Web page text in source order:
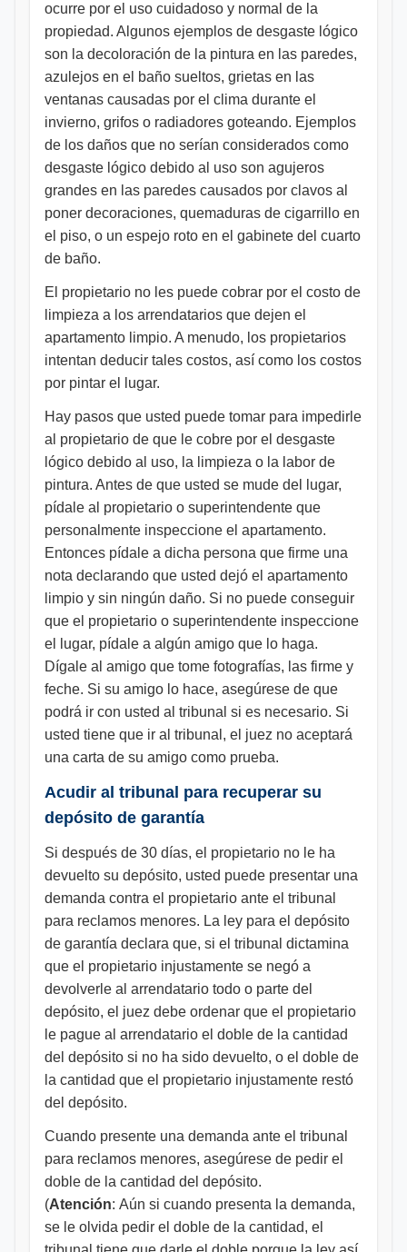
ocurre por el uso cuidadoso y normal de la
propiedad. Algunos ejemplos de desgaste lógico
son la decoloración de la pintura en las paredes,
azulejos en el baño sueltos, grietas en las
ventanas causadas por el clima durante el
invierno, grifos o radiadores goteando. Ejemplos
de los daños que no serían considerados como
desgaste lógico debido al uso son agujeros
grandes en las paredes causados por clavos al
poner decoraciones, quemaduras de cigarrillo en
el piso, o un espejo roto en el gabinete del cuarto
de baño.
El propietario no les puede cobrar por el costo de
limpieza a los arrendatarios que dejen el
apartamento limpio. A menudo, los propietarios
intentan deducir tales costos, así como los costos
por pintar el lugar.
Hay pasos que usted puede tomar para impedirle
al propietario de que le cobre por el desgaste
lógico debido al uso, la limpieza o la labor de
pintura. Antes de que usted se mude del lugar,
pídale al propietario o superintendente que
personalmente inspeccione el apartamento.
Entonces pídale a dicha persona que firme una
nota declarando que usted dejó el apartamento
limpio y sin ningún daño. Si no puede conseguir
que el propietario o superintendente inspeccione
el lugar, pídale a algún amigo que lo haga.
Dígale al amigo que tome fotografías, las firme y
feche. Si su amigo lo hace, asegúrese de que
podrá ir con usted al tribunal si es necesario. Si
usted tiene que ir al tribunal, el juez no aceptará
una carta de su amigo como prueba.
Acudir al tribunal para recuperar su
depósito de garantía
Si después de 30 días, el propietario no le ha
devuelto su depósito, usted puede presentar una
demanda contra el propietario ante el tribunal
para reclamos menores. La ley para el depósito
de garantía declara que, si el tribunal dictamina
que el propietario injustamente se negó a
devolverle al arrendatario todo o parte del
depósito, el juez debe ordenar que el propietario
le pague al arrendatario el doble de la cantidad
del depósito si no ha sido devuelto, o el doble de
la cantidad que el propietario injustamente restó
del depósito.
Cuando presente una demanda ante el tribunal
para reclamos menores, asegúrese de pedir el
doble de la cantidad del depósito.
(Atención: Aún si cuando presenta la demanda,
se le olvida pedir el doble de la cantidad, el